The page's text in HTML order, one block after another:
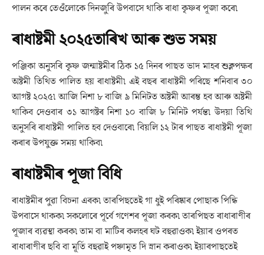
পালন কৰে তেওঁলোকে দিনজুৰি উপবাসে থাকি ৰাধা কৃষ্ণৰ পূজা কৰে৷
ৰাধাষ্টমী ২০২৫তাৰিখ আৰু শুভ সময়
পঞ্জিকা অনুসৰি কৃষ্ণ জন্মাষ্টমীৰ ঠিক ১৫ দিনৰ পাছত ভাদ মাহৰ শুক্লপক্ষৰ
অষ্টমী তিথিত পালিত হয় ৰাধাষ্টমী৷ এই বছৰ ৰাধাষ্টমী পৰিছে শনিবাৰ ৩০
আগষ্ট ২০২৫৷ আজি নিশা ৮ বাজি ৯ মিনিটত অষ্টমী আৰম্ভ হব আৰু অষ্টমী
থাকিব দেওবাৰ ৩১ আগষ্টৰ নিশা ১০ বাজি ৮ মিনিট পৰ্যন্ত৷ উদয়া তিথি
অনুসৰি ৰাধাষ্টমী পালিত হব দেওবাৰে৷ বিয়লি ১২ টাৰ পাছত ৰাধাষ্টমী পূজা
কৰাৰ উপযুক্ত সময় থাকিব৷
ৰাধাষ্টমীৰ পূজা বিধি
ৰাধাষ্টমীৰ পুৱা বিচনা এৰক৷ তাৰপিছতেই গা ধুই পৰিষ্কাৰ পোছাক পিন্ধি
উপবাসে থাকক৷ সকলোৰে পূৰ্বে গণেশৰ পূজা কৰক৷ তাৰপিছত ৰাধাৰাণীৰ
পূজাৰ ব্যৱস্থা কৰক৷ তাম বা মাটিৰ কলহৰ ঘট বহুৱাওক৷ ইয়াৰ ওপৰত
ৰাধাৰাণীৰ ছবি বা মূৰ্তি বহুৱাই পঞ্চামৃত দি স্নান কৰাওক৷ ইয়াৰপাছতেই